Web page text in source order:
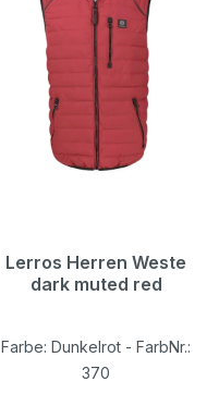
Lerros Herren Weste
dark muted red
Farbe: Dunkelrot - FarbNr.:
370